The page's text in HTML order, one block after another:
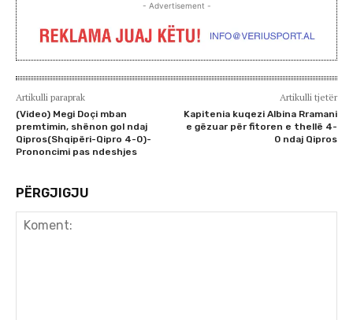
- Advertisement -
Artikulli paraprak
(Video) Megi Doçi mban
premtimin, shënon gol ndaj
Qipros(Shqipëri-Qipro 4-0)-
Prononcimi pas ndeshjes
Artikulli tjetër
Kapitenia kuqezi Albina Rramani
e gëzuar për fitoren e thellë 4-
0 ndaj Qipros
PËRGJIGJU